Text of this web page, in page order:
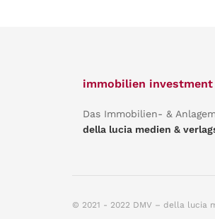
immobilien investment
Das Immobilien- &
della lucia medien &
© 2021 - 2022 DMV – della lucia